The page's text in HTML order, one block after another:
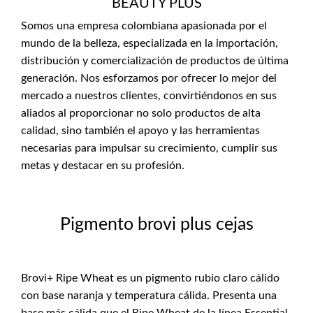
BEAUTY PLUS
Somos una empresa colombiana apasionada por el
mundo de la belleza, especializada en la importación,
distribución y comercialización de productos de última
generación. Nos esforzamos por ofrecer lo mejor del
mercado a nuestros clientes, convirtiéndonos en sus
aliados al proporcionar no solo productos de alta
calidad, sino también el apoyo y las herramientas
necesarias para impulsar su crecimiento, cumplir sus
metas y destacar en su profesión.
Pigmento brovi plus cejas
Brovi+ Ripe Wheat es un pigmento rubio claro cálido
con base naranja y temperatura cálida. Presenta una